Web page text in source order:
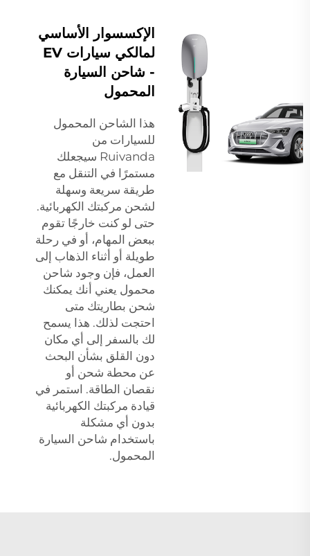
الإكسسوار الأساسي
لمالكي سيارات EV
- شاحن السيارة
المحمول
هذا الشاحن المحمول
للسيارات من
Ruivanda سيجعلك
مستمرًا في التنقل مع
طريقة سريعة وسهلة
لشحن مركبتك الكهربائية.
حتى لو كنت خارجًا تقوم
ببعض المهام، أو في رحلة
طويلة أو أثناء الذهاب إلى
العمل، فإن وجود شاحن
محمول يعني أنك يمكنك
شحن بطاريتك متى
احتجت لذلك. هذا يسمح
لك بالسفر إلى أي مكان
دون القلق بشأن البحث
عن محطة شحن أو
نقصان الطاقة. استمر في
قيادة مركبتك الكهربائية
بدون أي مشكلة
باستخدام شاحن السيارة
المحمول.